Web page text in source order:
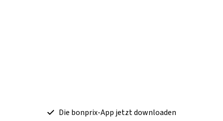
Die bonprix-App jetzt downloaden